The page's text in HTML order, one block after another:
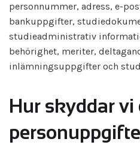
personnummer, adress, e-
bankuppgifter,
studieadministrativ
behörighet, meriter,
inlämningsuppgifter och
Hur skyddar vi